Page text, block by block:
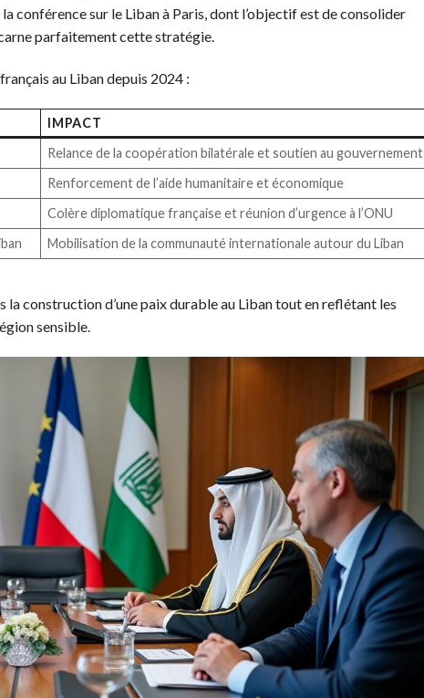
conférence sur le Liban à Paris, dont l’objectif est de consolider
parfaitement cette stratégie.
au Liban depuis 2024 :
IMPACT
Relance de la coopération bilatérale et soutien au gouvernement
Renforcement de l’aide humanitaire et économique
Colère diplomatique française et réunion d’urgence à l’ONU
Mobilisation de la communauté internationale autour du Liban
construction d’une paix durable au Liban tout en reflétant les
sensible.